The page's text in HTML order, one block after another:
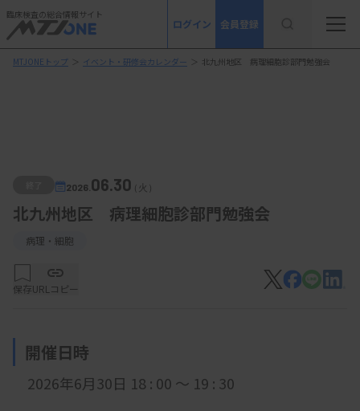
臨床検査の総合情報サイト
ログイン 会員登録
MTJONEトップ ＞ イベント・研修会カレンダー ＞ 北九州地区 病理細胞診部門勉強会
2026. 06.30（火）
北九州地区 病理細胞診部門勉強会
病理・細胞
保存URLコピー
開催日時
2026年6月30日 18 : 00 ～ 19 : 30